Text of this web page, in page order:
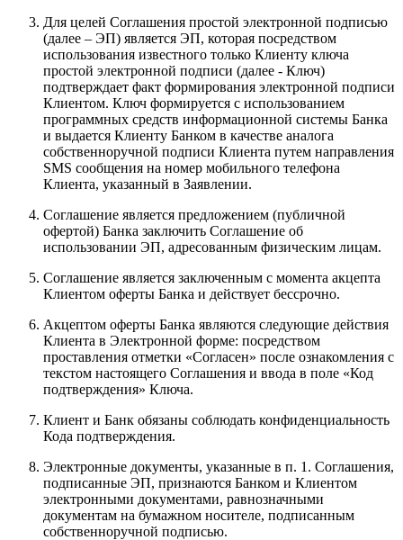
Для целей Соглашения простой электронной подписью
(далее – ЭП) является ЭП, которая посредством
использования известного только Клиенту ключа
простой электронной подписи (далее - Ключ)
подтверждает факт формирования электронной подписи
Клиентом. Ключ формируется с использованием
программных средств информационной системы Банка
и выдается Клиенту Банком в качестве аналога
собственноручной подписи Клиента путем направления
SMS сообщения на номер мобильного телефона
Клиента, указанный в Заявлении.
Соглашение является предложением (публичной
офертой) Банка заключить Соглашение об
использовании ЭП, адресованным физическим лицам.
Соглашение является заключенным с момента акцепта
Клиентом оферты Банка и действует бессрочно.
Акцептом оферты Банка являются следующие действия
Клиента в Электронной форме: посредством
проставления отметки «Согласен» после ознакомления с
текстом настоящего Соглашения и ввода в поле «Код
подтверждения» Ключа.
Клиент и Банк обязаны соблюдать конфиденциальность
Кода подтверждения.
Электронные документы, указанные в п. 1. Соглашения,
подписанные ЭП, признаются Банком и Клиентом
электронными документами, равнозначными
документам на бумажном носителе, подписанным
собственноручной подписью.